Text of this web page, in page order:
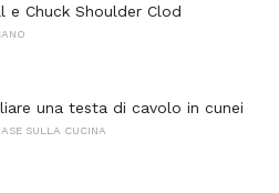
e Chuck Shoulder Clod
una testa di cavolo in cunei
SULLA CUCINA